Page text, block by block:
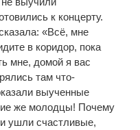
к концерту.
«Всё, мне
в коридор, пока
мне, домой я вас
там что-
выученные
же молодцы! Почему
ушли счастливые,